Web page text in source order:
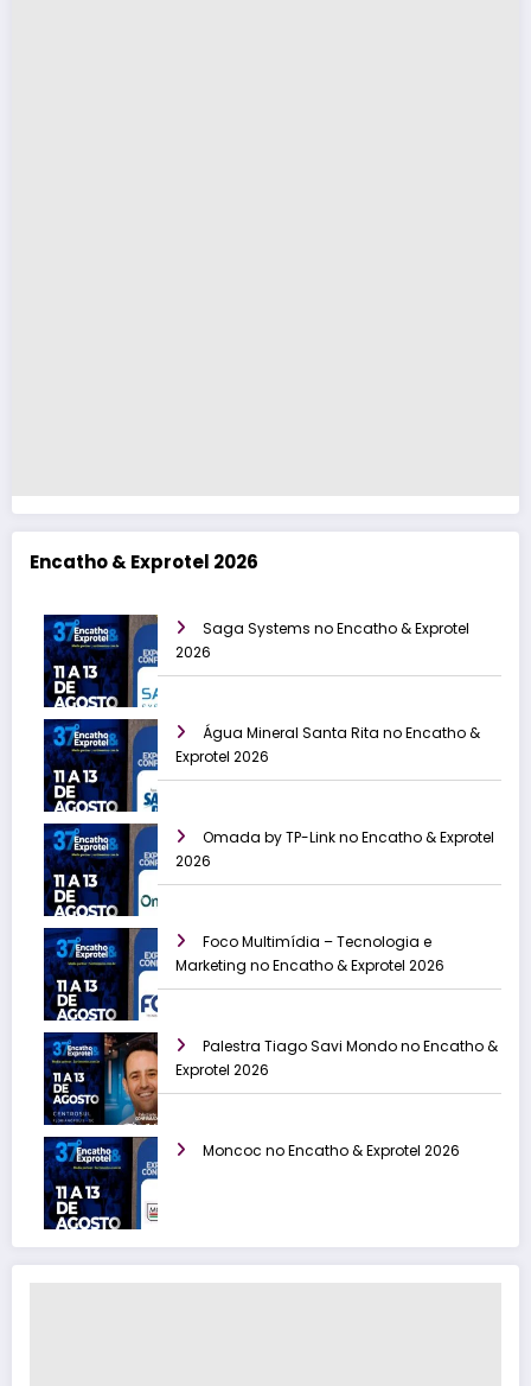
Encatho & Exprotel 2026
Saga Systems no Encatho & Exprotel
2026
Água Mineral Santa Rita no Encatho &
Exprotel 2026
Omada by TP-Link no Encatho & Exprotel
2026
Foco Multimídia – Tecnologia e
Marketing no Encatho & Exprotel 2026
Palestra Tiago Savi Mondo no Encatho &
Exprotel 2026
Moncoc no Encatho & Exprotel 2026